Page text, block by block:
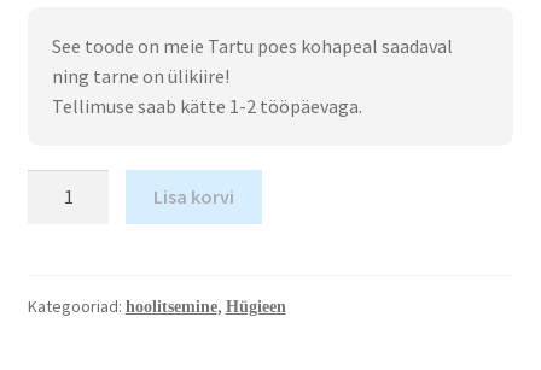
See toode on meie Tartu poes kohapeal saadaval
ning tarne on ülikiire!
Tellimuse saab kätte 1-2 tööpäevaga.
Lisa korvi
Kategooriad: hoolitsemine, Hügieen